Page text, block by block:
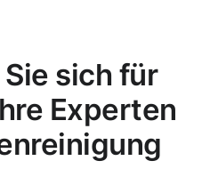
sich für
Experten